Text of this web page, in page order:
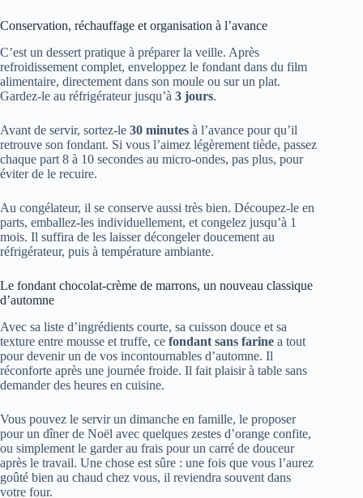
Conservation, réchauffage et organisation à l’avance
C’est un dessert pratique à préparer la veille. Après
refroidissement complet, enveloppez le fondant dans du film
alimentaire, directement dans son moule ou sur un plat.
Gardez-le au réfrigérateur jusqu’à 3 jours.
Avant de servir, sortez-le 30 minutes à l’avance pour qu’il
retrouve son fondant. Si vous l’aimez légèrement tiède, passez
chaque part 8 à 10 secondes au micro-ondes, pas plus, pour
éviter de le recuire.
Au congélateur, il se conserve aussi très bien. Découpez-le en
parts, emballez-les individuellement, et congelez jusqu’à 1
mois. Il suffira de les laisser décongeler doucement au
réfrigérateur, puis à température ambiante.
Le fondant chocolat-crème de marrons, un nouveau classique
d’automne
Avec sa liste d’ingrédients courte, sa cuisson douce et sa
texture entre mousse et truffe, ce fondant sans farine a tout
pour devenir un de vos incontournables d’automne. Il
réconforte après une journée froide. Il fait plaisir à table sans
demander des heures en cuisine.
Vous pouvez le servir un dimanche en famille, le proposer
pour un dîner de Noël avec quelques zestes d’orange confite,
ou simplement le garder au frais pour un carré de douceur
après le travail. Une chose est sûre : une fois que vous l’aurez
goûté bien au chaud chez vous, il reviendra souvent dans
votre four.